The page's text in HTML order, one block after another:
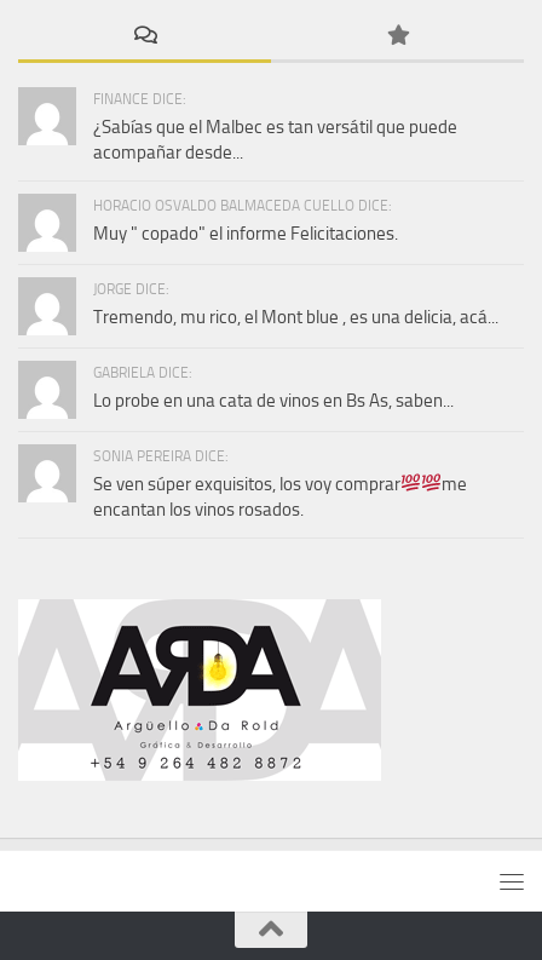
FINANCE DICE:
¿Sabías que el Malbec es tan versátil que puede
acompañar desde...
HORACIO OSVALDO BALMACEDA CUELLO DICE:
Muy " copado" el informe Felicitaciones.
JORGE DICE:
Tremendo, mu rico, el Mont blue , es una delicia, acá...
GABRIELA DICE:
Lo probe en una cata de vinos en Bs As, saben...
SONIA PEREIRA DICE:
Se ven súper exquisitos, los voy comprar
me
encantan los vinos rosados.